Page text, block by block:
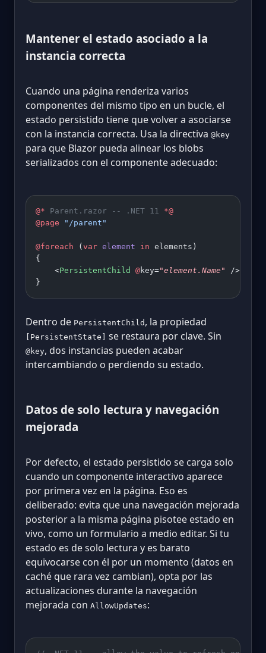
Mantener el estado asociado a la
instancia correcta
Cuando una página renderiza varios
componentes del mismo tipo en un bucle, el
estado persistido tiene que volver a asociarse
con la instancia correcta. Usa la directiva @key
para que Blazor pueda alinear los blobs
serializados con el componente adecuado:
@* Parent.razor -- .NET 11 *@
@page "/parent"
@foreach ( var element in elements)
{
    <
PersistentChild @key="element.Name"
/>
}
Dentro de PersistentChild , la propiedad
[PersistentState] se restaura por clave. Sin
@key, dos instancias pueden acabar
intercambiando o perdiendo su estado.
Datos de solo lectura y navegación
mejorada
Por defecto, el estado persistido se carga solo
cuando un componente interactivo aparece
por primera vez en la página. Eso es
deliberado: evita que una navegación mejorada
posterior a la misma página pisotee estado en
vivo, como un formulario a medio editar. Si tu
estado es de solo lectura y es barato
equivocarse con él por un momento (datos en
caché que rara vez cambian), opta por las
actualizaciones durante la navegación
mejorada con AllowUpdates: